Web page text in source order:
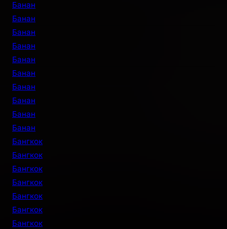
Банан
Банан
Банан
Банан
Банан
Банан
Банан
Банан
Банан
Банан
Бангкок
Бангкок
Бангкок
Бангкок
Бангкок
Бангкок
Бангкок